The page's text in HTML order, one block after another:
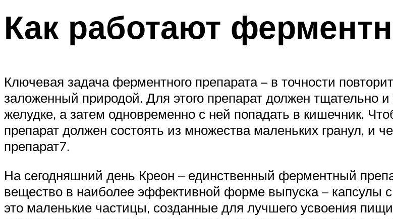
Как работают
Ключевая задача ферментного препарата – в точности
заложенный природой. Для этого препарат должен тщательно
желудке, а затем одновременно с ней попадать в кишечник.
препарат должен состоять из множества маленьких гранул, и
препарат7.
На сегодняшний день Креон – единственный ферментный
вещество в наиболее эффективной форме выпуска –
это маленькие частицы, созданные для лучшего усвоения